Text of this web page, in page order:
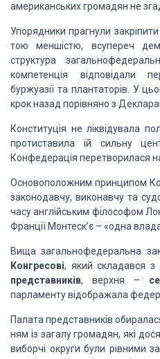
аме­риканських громадян не
Упорядники прагнули
тою меншістю, всупереч
структу­ра
компетенція від­повідали
буржуазії та плантаторів. У
крок назад порівняно з
Конституція не ліквідувала
протиставила їй сильну
Конфедера­ція перетворилася
Основоположним принципом
законодавчу, виконавчу та
часу англійським філософом
Франції Монтеск’є – «одна
Вища загальнофедеральна
Кон­гресові, який складався
представ­ників, верхня –
парламенту відобра­жала
Палата представників
ням із загалу громадян, які
виборчі округи були рівними